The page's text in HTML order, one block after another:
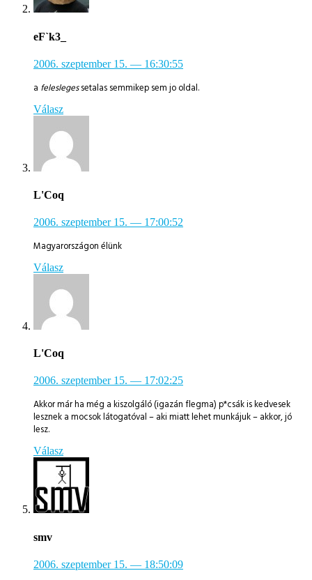
eF`k3_
2006. szeptember 15. — 16:30:55
a feleslegessetalas semmikep sem jo oldal.
Válasz
L'Coq
2006. szeptember 15. — 17:00:52
Magyarországon élünk
Válasz
L'Coq
2006. szeptember 15. — 17:02:25
Akkor már ha még a kiszolgáló (igazán flegma) p*csák is kedvesek
lesznek a mocsok látogatóval – aki miatt lehet munkájuk – akkor, jó
lesz.
Válasz
smv
2006. szeptember 15. — 18:50:09